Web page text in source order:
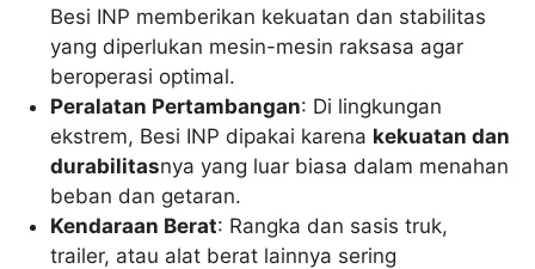
Besi INP memberikan kekuatan dan stabilitas
yang diperlukan mesin-mesin raksasa agar
beroperasi optimal.
Peralatan Pertambangan: Di lingkungan
ekstrem, Besi INP dipakai karena kekuatan dan
durabilitasnya yang luar biasa dalam menahan
beban dan getaran.
Kendaraan Berat: Rangka dan sasis truk,
trailer, atau alat berat lainnya sering